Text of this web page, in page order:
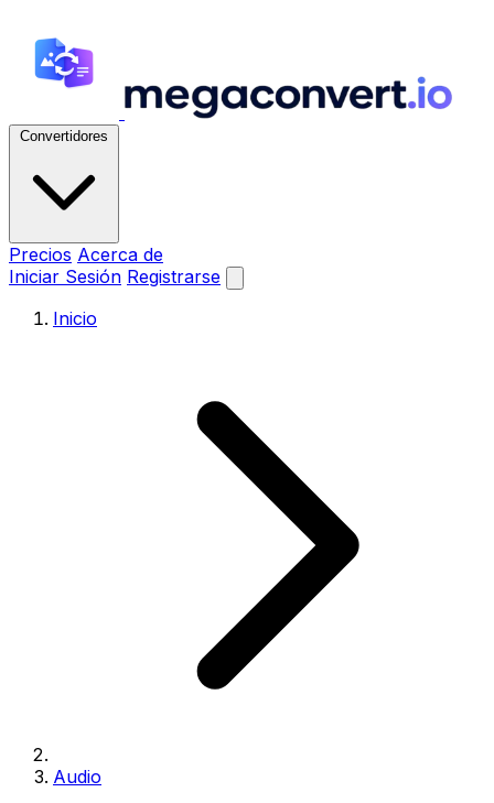
Convertidores
Precios Acerca de
Iniciar Sesión Registrarse
Inicio
Audio